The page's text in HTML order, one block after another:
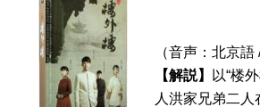
（音声：北京
【解説】
以“楼
人洪家兄弟二